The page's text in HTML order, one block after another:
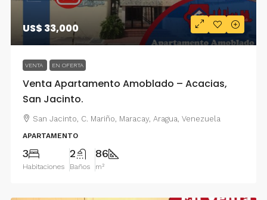
US$ 33,000
VENTA EN OFERTA
Venta Apartamento Amoblado – Acacias,
San Jacinto.
San Jacinto, C. Mariño, Maracay, Aragua, Venezuela
APARTAMENTO
3
Habitaciones
2
Baños
86
m²